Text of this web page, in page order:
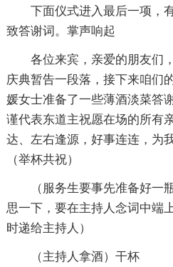
下面仪式进入最后一项，
致答谢词。掌声响起
各位来宾，亲爱的朋友们
庆典暂告一段落，接下来咱们
媛女士准备了一些薄酒淡菜答
谨代表东道主祝愿在场的所有
达、左右逢源，好事连连，为
（举杯共祝）
（服务生要事先准备好一
思一下，要在主持人念词中端
时递给主持人）
（主持人拿酒）干杯